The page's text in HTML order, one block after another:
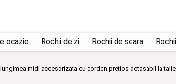
ocazie Rochii de zi Rochii de seara
midi accesorizata cu cordon pretios detasabil la talie